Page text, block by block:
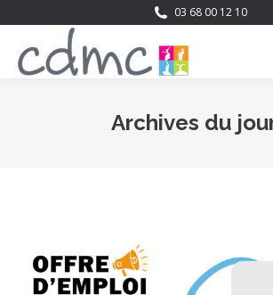
03 68 00 12 10
Archives du